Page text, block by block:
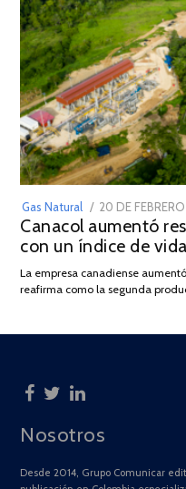
Gas Natural
POSTED
ON
20 DE
Canacol aumentó
con un índice de
La empresa canadiense
reafirma como la segunda
Nosotros
Desde 2014, Grupo Comunicar